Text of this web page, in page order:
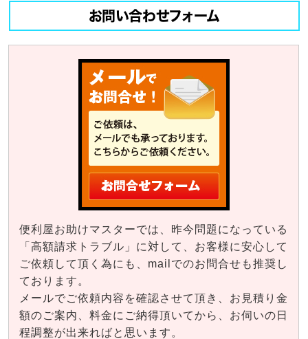
お問い合わせフォーム
便利屋お助けマスターでは、昨今問題になっている
「高額請求トラブル」に対して、お客様に安心して
ご依頼して頂く為にも、mailでのお問合せも推奨し
ております。
メールでご依頼内容を確認させて頂き、お見積り金
額のご案内、料金にご納得頂いてから、お伺いの日
程調整が出来ればと思います。